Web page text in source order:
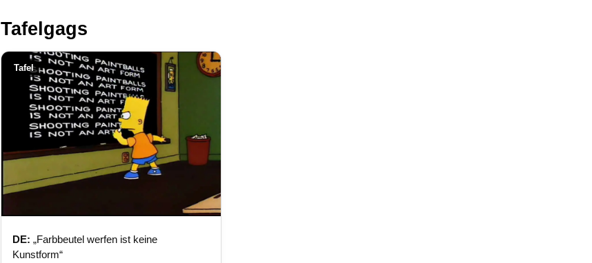
Tafelgags
Tafel
DE: „Farbbeutel werfen ist keine
Kunstform“